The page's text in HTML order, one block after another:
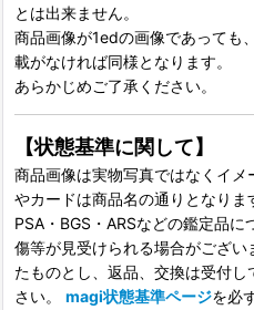
とは出来ません。
商品画像が1edの画像であっても
載がなければ同様となります。
あらかじめご了承ください。
【状態基準に関して】
商品画像は実物写真ではなくイ
やカードは商品名の通りとなり
PSA・BGS・ARSなどの鑑定品
傷等が見受けられる場合がござ
たものとし、返品、交換は受付
さい。 magi状態基準ページを必